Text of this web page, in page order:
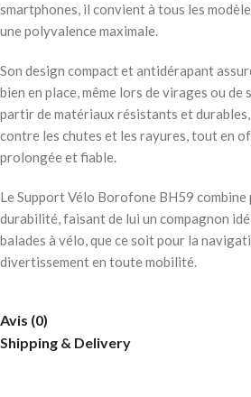
smartphones, il convient à tous les
une polyvalence maximale.
Son design compact et antidérapant
bien en place, même lors de virages ou de
partir de matériaux résistants et
contre les chutes et les rayures, tout en
prolongée et fiable.
Le Support Vélo Borofone BH59
durabilité, faisant de lui un compagnon
balades à vélo, que ce soit pour la
divertissement en toute mobilité.
Avis (0)
Shipping & Delivery